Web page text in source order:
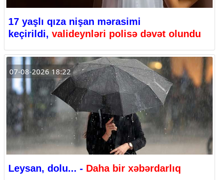
17 yaşlı qıza nişan mərasimi
keçirildi, valideynləri polisə dəvət olundu
07-08-2026 18:22
Leysan, dolu... - Daha bir xəbərdarlıq